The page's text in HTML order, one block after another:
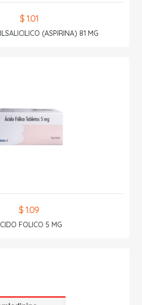
$ 1.01
(ASPIRINA) 81 MG
$ 1.09
FOLICO 5 MG